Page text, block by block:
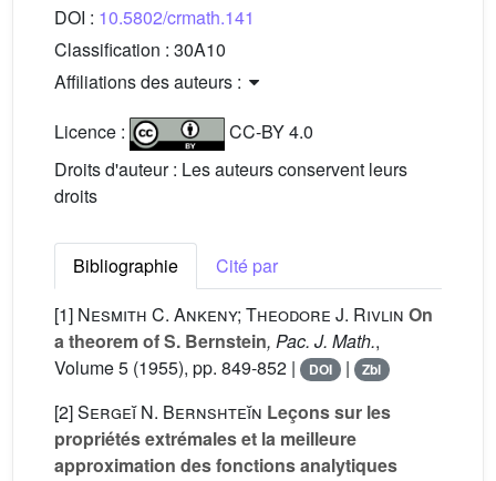
DOI : 10.5802/crmath.141
Classification : 30A10
Affiliations des auteurs :
Licence :
CC-BY 4.0
Droits d'auteur : Les auteurs conservent leurs
droits
Bibliographie
Cité par
[1] Nesmith C. Ankeny; Theodore J. Rivlin On
a theorem of S. Bernstein, Pac. J. Math.,
Volume 5 (1955), pp. 849-852 | DOI | Zbl
[2]Sergeĭ N. Bernshteĭn Leçons sur les
propriétés extrémales et la meilleure
approximation des fonctions analytiques